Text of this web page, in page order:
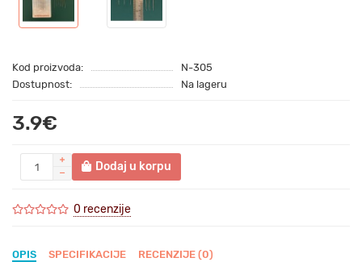
Kod proizvoda:
N-305
Dostupnost:
Na lageru
3.9€
Dodaj u korpu
0 recenzije
OPIS SPECIFIKACIJE RECENZIJE (0)